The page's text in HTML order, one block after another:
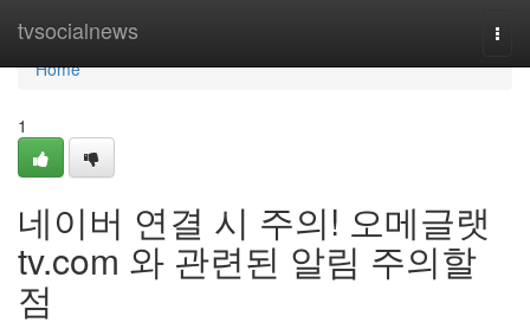
tvsocialnews
Home
Home
1
네이버 연결 시 주의! 오메글랫
tv.com 와 관련된 알림 주의할
점